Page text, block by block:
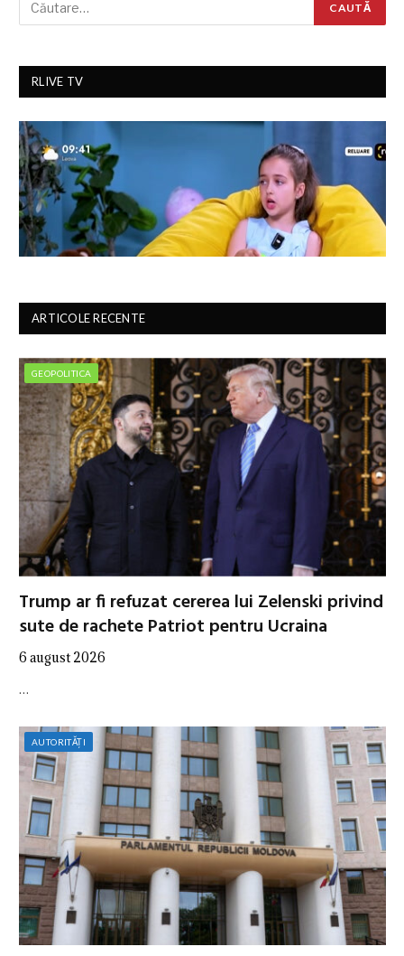
RLIVE TV
ARTICOLE RECENTE
GEOPOLITICA
Trump ar fi refuzat cererea lui Zelenski privind
sute de rachete Patriot pentru Ucraina
6 august 2026
…
AUTORITĂȚI